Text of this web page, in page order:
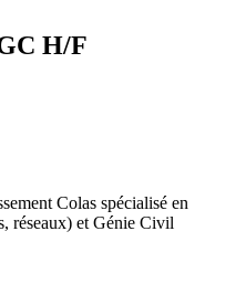
H/F
Colas spécialisé en
réseaux) et Génie Civil